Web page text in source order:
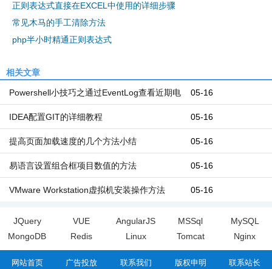
正则表达式直接在EXCEL中使用的详细步骤
常见木马的手工清除方法
php半小时精通正则表达式
相关文章
05-16
Powershell小技巧之通过EventLog查看近期电
脑开机和关机时间 05-16
IDEA配置GIT的详细教程
05-16
提高页面加载速度的几个方法小结
05-16
易语言设置组合框项目数值的方法
05-16
VMware Workstation虚拟机安装操作方法
JQuery VUE AngularJS MSSql
MySQL
MongoDB
Redis Linux Tomcat Nginx
网站首页 广告投放 联系我们 版权申明 联系站长